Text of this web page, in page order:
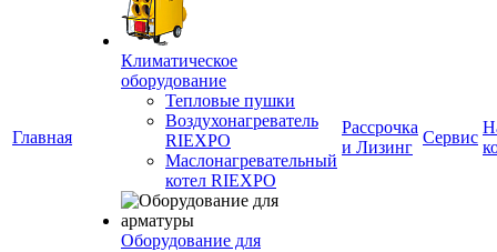
Главная
Климатическое
оборудование
Тепловые пушки
Воздухонагреватель
RIEXPO
Маслонагревательный
котел RIEXPO
Оборудование для
Рассрочка
и Лизинг
Сервис